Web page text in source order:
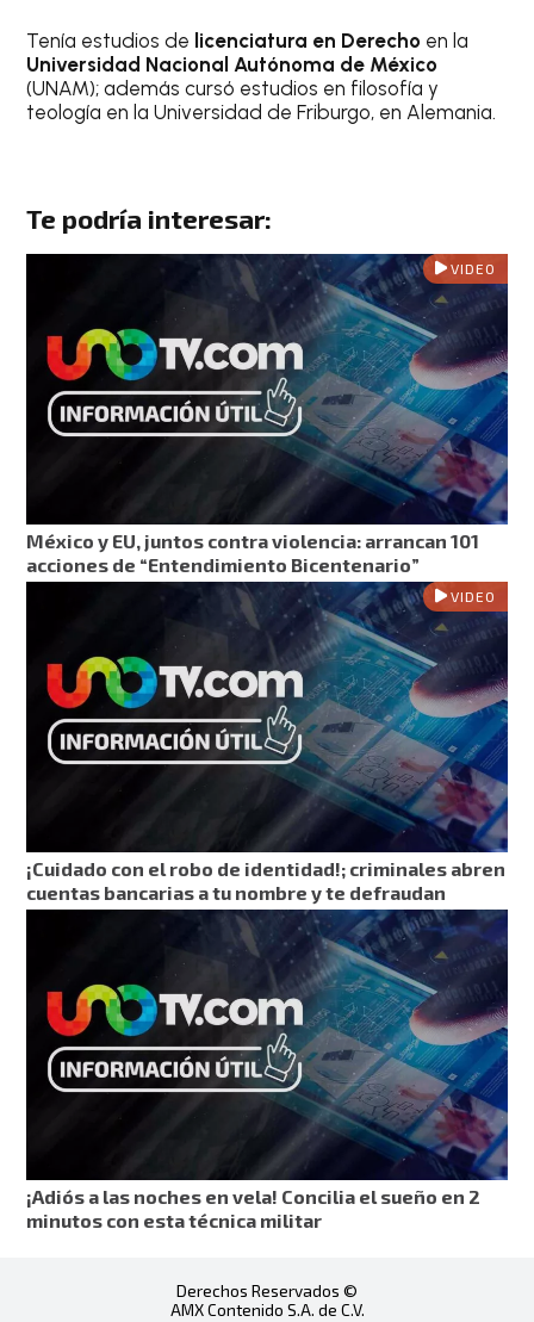
Tenía estudios de licenciatura en Derecho en la
Universidad Nacional Autónoma de México
(UNAM); además cursó estudios en filosofía y
teología en la Universidad de Friburgo, en Alemania.
Te podría interesar:
VIDEO
México y EU, juntos contra violencia: arrancan 101
acciones de “Entendimiento Bicentenario”
VIDEO
¡Cuidado con el robo de identidad!; criminales abren
cuentas bancarias a tu nombre y te defraudan
¡Adiós a las noches en vela! Concilia el sueño en 2
minutos con esta técnica militar
Derechos Reservados ©
AMX Contenido S.A. de C.V.